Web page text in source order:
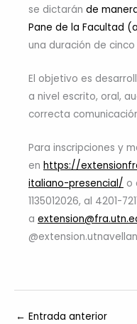
se dictarán de
Pane de la Facultad
una duración de cinco
El objetivo es
a nivel escrito, oral,
correcta
Para inscripciones y
en https://
italiano-presencial/ o
1135012026, al 4201-
a
← Entrada anterior